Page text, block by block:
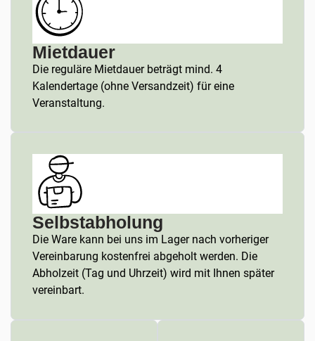
Mietdauer
Die reguläre Mietdauer beträgt mind. 4
Kalendertage (ohne Versandzeit) für eine
Veranstaltung.
Selbstabholung
Die Ware kann bei uns im Lager nach vorheriger
Vereinbarung kostenfrei abgeholt werden. Die
Abholzeit (Tag und Uhrzeit) wird mit Ihnen später
vereinbart.